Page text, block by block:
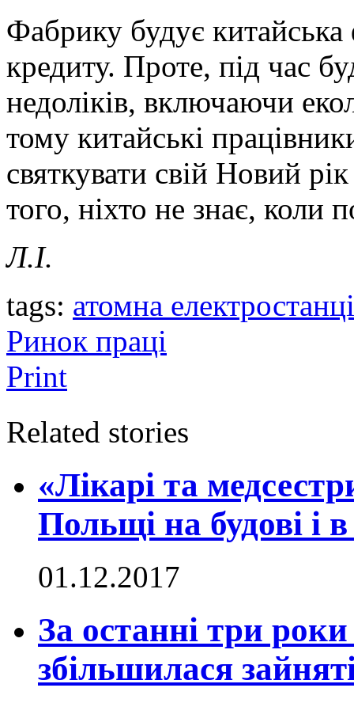
Фабрику будує китайська
кредиту. Проте, під час
недоліків, включаючи
тому китайські
святкувати свій Новий
того, ніхто не знає, коли
Л.І.
tags: атомна
Ринок праці
Print
Related stories
«Лікарі та
Польщі на будові і
01.12.2017
За останні три
збільшилася